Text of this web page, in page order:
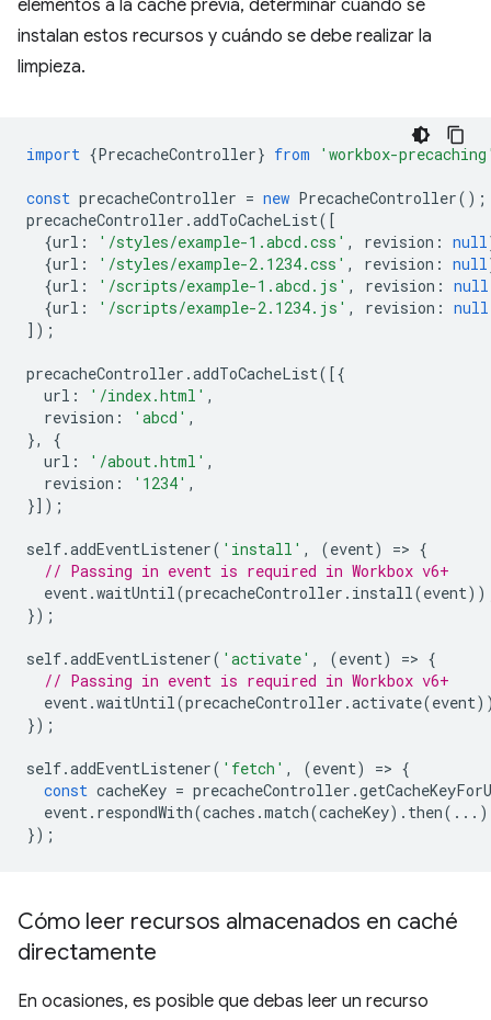
elementos a la caché previa, determinar cuándo se
instalan estos recursos y cuándo se debe realizar la
limpieza.
import {PrecacheController} from 'workbox-
const precacheController = new PrecacheController();
precacheController .addToCacheList([
{url : '/styles/example-1.abcd.css' , revision : null
{url : '/styles/example-2.1234.css' , revision : null
{url : '/scripts/example-1.abcd.js' , revision : null
{url : '/scripts/example-2.1234.js' , revision : null
]);
precacheController .addToCacheList([{
url : '/index.html' ,
revision : 'abcd' ,
},
{
url : '/about.html' ,
revision : '1234' ,
}]);
self.addEventListener( 'install' , (event) => {
// Passing in event is required in Workbox v6+
event.waitUntil(precacheController . install(event
});
self.addEventListener( 'activate' , (event) => {
// Passing in event is required in Workbox v6+
event.waitUntil(precacheController .activate(event
});
self.addEventListener( 'fetch' , (event) => {
const cacheKey = precacheController .
event. respondWith(caches .match(cacheKey). then
});
Cómo leer recursos almacenados en caché
directamente
En ocasiones, es posible que debas leer un recurso